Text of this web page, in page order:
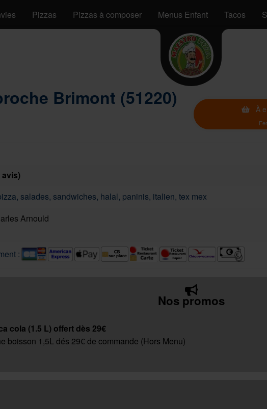
Pizzas Pizzas à composer Menus Enfant Tacos
Brimont (51220) À
avis)
salades, sandwiches, halal, paninis, italien, tex mex
Arnould
:
Nos promos
cola (1.5 L) offert dès 29€
boisson 1,5L dés 29€ de commande (Hors Menu)